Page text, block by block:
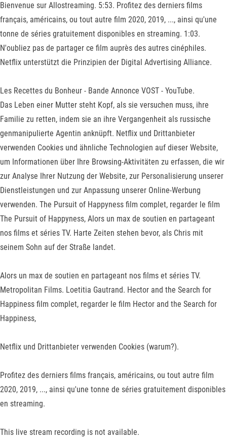
Bienvenue sur Allostreaming. 5:53. Profitez des derniers films
français, américains, ou tout autre film 2020, 2019, ..., ainsi qu'une
tonne de séries gratuitement disponibles en streaming. 1:03.
N'oubliez pas de partager ce film auprès des autres cinéphiles.
Netflix unterstützt die Prinzipien der Digital Advertising Alliance.
Les Recettes du Bonheur - Bande Annonce VOST - YouTube.
Das Leben einer Mutter steht Kopf, als sie versuchen muss, ihre
Familie zu retten, indem sie an ihre Vergangenheit als russische
genmanipulierte Agentin anknüpft. Netflix und Drittanbieter
verwenden Cookies und ähnliche Technologien auf dieser Website,
um Informationen über Ihre Browsing-Aktivitäten zu erfassen, die wir
zur Analyse Ihrer Nutzung der Website, zur Personalisierung unserer
Dienstleistungen und zur Anpassung unserer Online-Werbung
verwenden. The Pursuit of Happyness film complet, regarder le film
The Pursuit of Happyness, Alors un max de soutien en partageant
nos films et séries TV. Harte Zeiten stehen bevor, als Chris mit
seinem Sohn auf der Straße landet.
Alors un max de soutien en partageant nos films et séries TV.
Metropolitan Films. Loetitia Gautrand. Hector and the Search for
Happiness film complet, regarder le film Hector and the Search for
Happiness,
Netflix und Drittanbieter verwenden Cookies (warum?).
Profitez des derniers films français, américains, ou tout autre film
2020, 2019, ..., ainsi qu'une tonne de séries gratuitement disponibles
en streaming.
This live stream recording is not available.